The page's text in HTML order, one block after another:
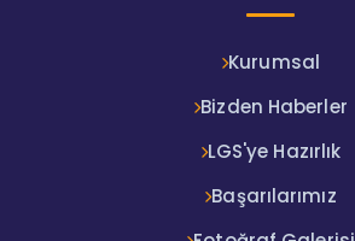
Kurumsal
Bizden Haberler
LGS'ye Hazırlık
Başarılarımız